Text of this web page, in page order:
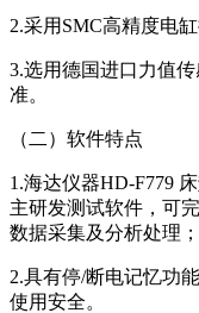
2.采用SMC高精度电
3.选用德国进口力值
准。
（二）软件特点
1.海达仪器HD-F779
主研发测试软件，可
数据采集及分析处理；
2.具有停/断电记忆功
使用安全。